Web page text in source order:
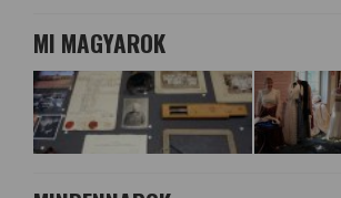
MI MAGYAROK